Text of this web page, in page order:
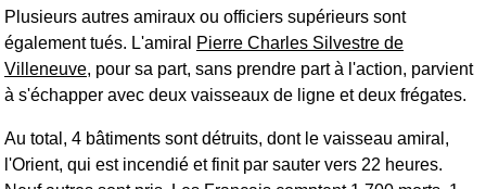
Plusieurs autres amiraux ou officiers supérieurs sont
également tués. L'amiral
Pierre Charles Silvestre de
Villeneuve, pour sa part, sans prendre part à l'action, parvient
à s'échapper avec deux vaisseaux de ligne et deux frégates.
Au total, 4 bâtiments sont détruits, dont le vaisseau amiral,
l'Orient, qui est incendié et finit par sauter vers 22 heures.